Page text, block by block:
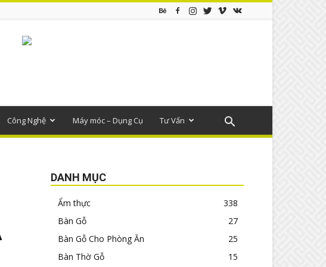
Công Nghệ Máy móc – Dụng Cụ Tư Vấn
DANH MỤC
Ẩm thực
338
Bàn Gỗ
27
Bàn Gỗ Cho Phòng Ăn
25
Bàn Thờ Gỗ
15